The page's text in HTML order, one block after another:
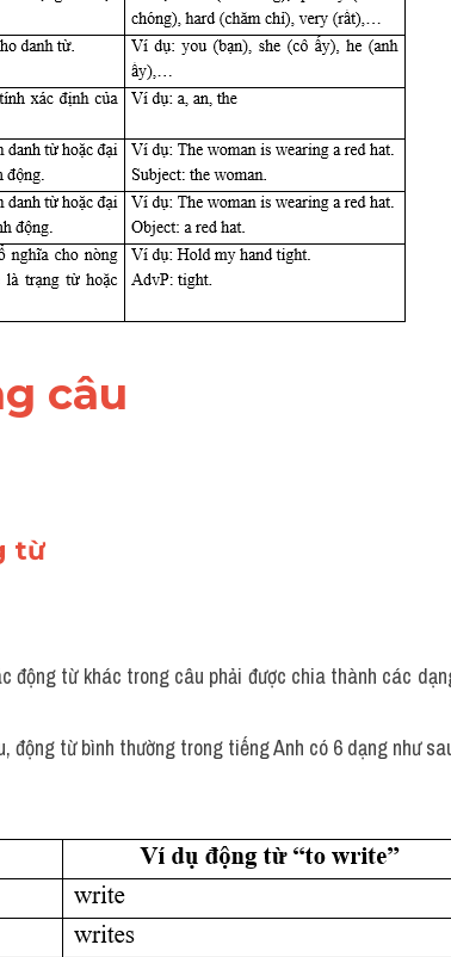
câu
từ
động từ khác trong câu phải được chia thành các
từ bình thường trong tiếng Anh có 6 dạng như